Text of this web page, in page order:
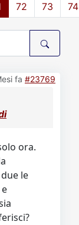
72 73 74
fa #23769
ora.
le